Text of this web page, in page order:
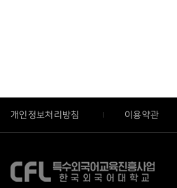
개인정보처리방침 이용약관